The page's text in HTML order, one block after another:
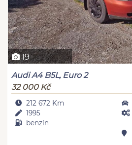
19
Audi A4 B5L, Euro 2
32 000 Kč
212 672 Km
1995
benzín